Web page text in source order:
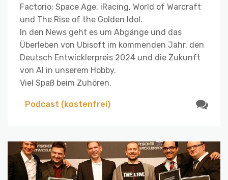
Factorio: Space Age, iRacing, World of Warcraft
und The Rise of the Golden Idol.
In den News geht es um Abgänge und das
Überleben von Ubisoft im kommenden Jahr, den
Deutsch Entwicklerpreis 2024 und die Zukunft
von AI in unserem Hobby.
Viel Spaß beim Zuhören.
Podcast (kostenfrei)